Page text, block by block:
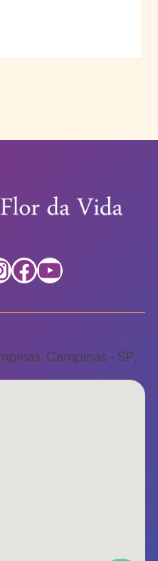
Facebook Youtube
Campinas - SP,